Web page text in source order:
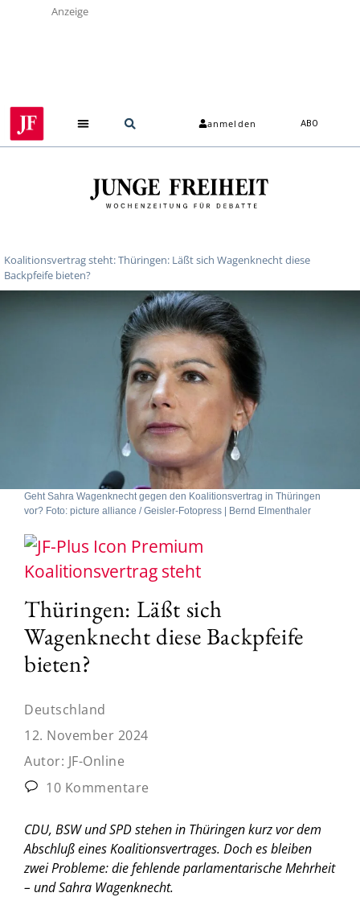
Anzeige
anmelden ABO
Koalitionsvertrag steht: Thüringen: Läßt sich Wagenknecht diese
Backpfeife bieten?
Geht Sahra Wagenknecht gegen den Koalitionsvertrag in Thüringen
vor? Foto: picture alliance / Geisler-Fotopress | Bernd Elmenthaler
Koalitionsvertrag steht
Thüringen: Läßt sich
Wagenknecht diese Backpfeife
bieten?
Deutschland
12. November 2024
Autor: JF-Online
10 Kommentare
CDU, BSW und SPD stehen in Thüringen kurz vor dem
Abschluß eines Koalitionsvertrages. Doch es bleiben
zwei Probleme: die fehlende parlamentarische Mehrheit
– und Sahra Wagenknecht.